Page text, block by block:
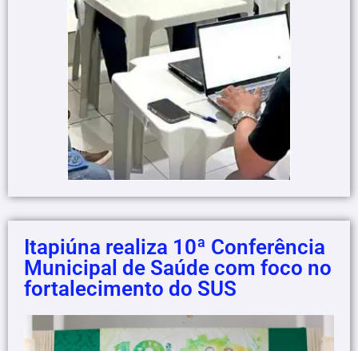
Itapiúna realiza 10ª Conferência
Municipal de Saúde com foco no
fortalecimento do SUS